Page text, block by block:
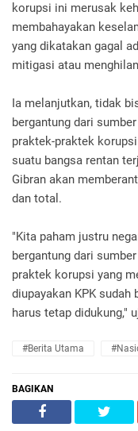
korupsi ini merusak
membahayakan
yang dikatakan gagal
mitigasi atau
Ia melanjutkan, tidak
bergantung dari
praktek-praktek
suatu bangsa rentan
Gibran akan
dan total.
"Kita paham justru
bergantung dari
praktek korupsi yang
diupayakan KPK sudah
harus tetap didukung,"
#Berita Utama
BAGIKAN